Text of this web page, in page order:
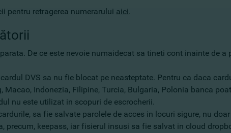
pentru retragerea numerarului aici.
De ce este nevoie numaidecat sa tineti cont inainte de
cardul DVS sa nu fie blocat pe neasteptate. Pentru ca daca
Macao, Indonezia, Filipine, Turcia, Bulgaria, Polonia banca
nu este utilizat in scopuri de escrocherii.
sa fie salvate parolele de acces in locuri sigure, nu
precum, keepass, iar fisierul insusi sa fie salvat in cloud